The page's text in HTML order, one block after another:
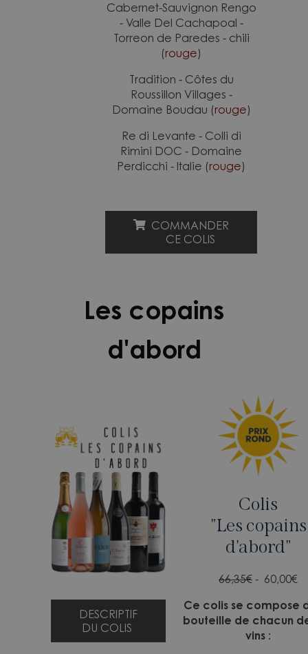
Cabernet-Sauvignon Rengo
- Valle Del Cachapoal -
Torreon de Paredes - chili
(rouge)
Tradition - Côtes du
Roussillon Villages -
Domaine Boudau (rouge)
Re di Levante - Colli di
Rimini DOC - Domaine
Perdicchi - Italie (rouge)
COMMANDER
CE COLIS
Les copains
d'abord
DESCRIPTIF
DU COLIS
Colis
"Les copains
d'abord"
66,35€ - 60,00€
Ce colis se compose
bouteille de chacun
vins :